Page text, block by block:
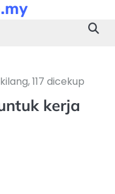
117 dicekup
kerja